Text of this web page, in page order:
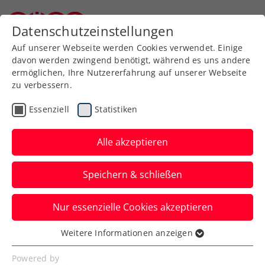
Zurück zur Newsübersicht
Turniere
French Open: Schwärzler
dreht Auftaktspiel gegen
Wunderkind
Ein erst 15-jähriges Ausnahmetalent
verlangt dem ÖTV-Youngster in Paris eine
Menge ab.
Verfasst von: Manuel Wachta, 03.06.2024
Datenschutzeinstellungen
Auf unserer Webseite werden Cookies verwendet. Einige
davon werden zwingend benötigt, während es uns andere
ermöglichen, Ihre Nutzererfahrung auf unserer Webseite
zu verbessern.
Essenziell Statistiken
Alle akzeptieren
Speichern & schließen
Nur essenzielle Cookies akzeptieren
Essenziell
Essenzielle Cookies werden für grundlegende
Weitere Informationen anzeigen
Powered by